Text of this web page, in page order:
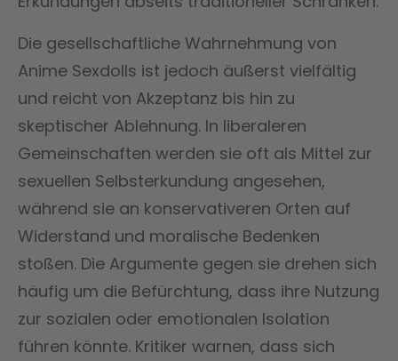
Die gesellschaftliche Wahrnehmung von
Anime Sexdolls ist jedoch äußerst vielfältig
und reicht von Akzeptanz bis hin zu
skeptischer Ablehnung. In liberaleren
Gemeinschaften werden sie oft als Mittel zur
sexuellen Selbsterkundung angesehen,
während sie an konservativeren Orten auf
Widerstand und moralische Bedenken
stoßen. Die Argumente gegen sie drehen sich
häufig um die Befürchtung, dass ihre Nutzung
zur sozialen oder emotionalen Isolation
führen könnte. Kritiker warnen, dass sich